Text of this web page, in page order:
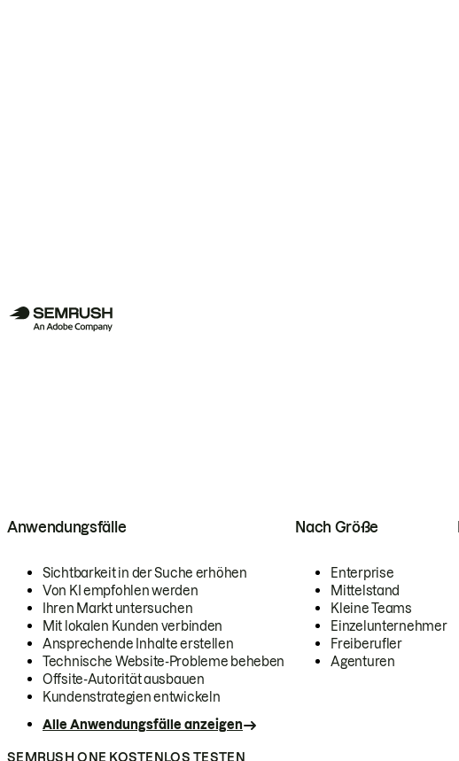
Anwendungsfälle
Sichtbarkeit in der Suche erhöhen
Von KI empfohlen werden
Ihren Markt untersuchen
Mit lokalen Kunden verbinden
Ansprechende Inhalte erstellen
Technische Website-Probleme beheben
Offsite-Autorität ausbauen
Kundenstrategien entwickeln
Alle Anwendungsfälle anzeigen
Nach Größe
Enterprise
Mittelstand
Kleine Teams
Einzelunternehmer
Freiberufler
Agenturen
SEMRUSH ONE KOSTENLOS TESTEN